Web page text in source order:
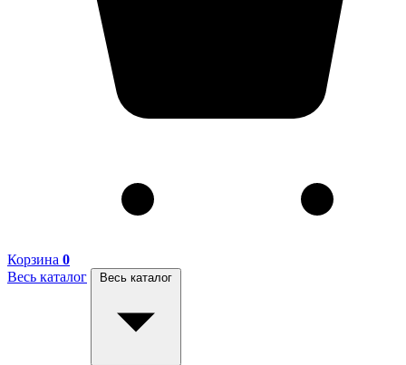
Корзина 0
Весь каталог
Весь каталог